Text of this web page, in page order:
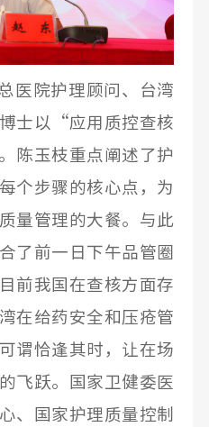
医院护理顾问、台湾
士以“应用质控查核
陈玉枝重点阐述了护
个步骤的核心点，为
量管理的大餐。与此
了前一日下午品管圈
前我国在查核方面存
在给药安全和压疮管
谓恰逢其时，让在场
飞跃。国家卫健委医
、国家护理质量控制